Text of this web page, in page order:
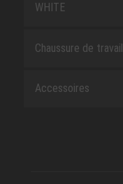
WHITE
Chaussure de travail
Accessoires